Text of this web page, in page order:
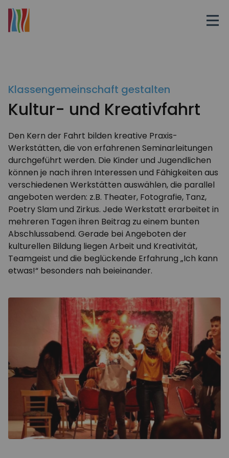
Klassengemeinschaft gestalten
Kultur- und Kreativfahrt
Den Kern der Fahrt bilden kreative Praxis-
Werkstätten, die von erfahrenen Seminarleitungen
durchgeführt werden. Die Kinder und Jugendlichen
können je nach ihren Interessen und Fähigkeiten aus
verschiedenen Werkstätten auswählen, die parallel
angeboten werden: z.B. Theater, Fotografie, Tanz,
Poetry Slam und Zirkus. Jede Werkstatt erarbeitet in
mehreren Tagen ihren Beitrag zu einem bunten
Abschlussabend. Gerade bei Angeboten der
kulturellen Bildung liegen Arbeit und Kreativität,
Teamgeist und die beglückende Erfahrung „Ich kann
etwas!“ besonders nah beieinander.